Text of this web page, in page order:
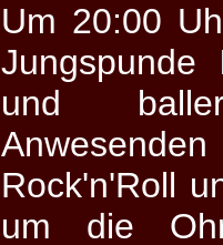
Um 20:00
Jungspunde
und
Rock'n'Roll
um die